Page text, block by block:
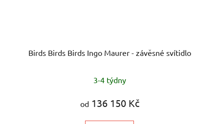
Birds Birds Birds Ingo Maurer - závěsné svítidlo
3-4 týdny
od136 150 Kč